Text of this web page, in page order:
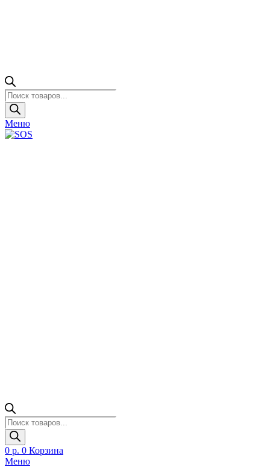
Поиск
товаров
Меню
Поиск
товаров
0 р. 0 Корзина
Меню